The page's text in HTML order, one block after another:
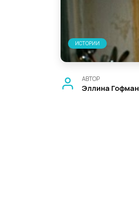
ИСТОРИИ
АВТОР
Эллина Гофман